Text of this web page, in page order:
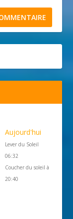
Aujourd'hui
Lever du Soleil
06:32
Coucher du soleil à
20:40